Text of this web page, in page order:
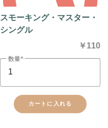
スモーキング・マスター・
シングル
￥110
数量
カートに入れる